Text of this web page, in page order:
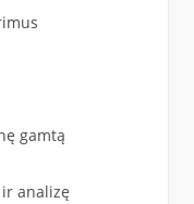
gamtą
analizę